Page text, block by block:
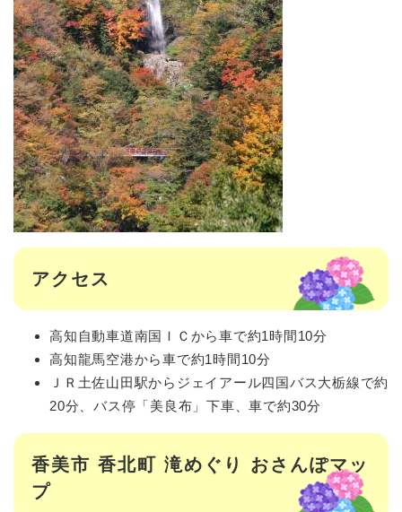
アクセス
高知自動車道南国ＩＣから車で約1時間10分
高知龍馬空港から車で約1時間10分
ＪＲ土佐山田駅からジェイアール四国バス大栃線で約
20分、バス停「美良布」下車、車で約30分
香美市 香北町 滝めぐり おさんぽマッ
プ